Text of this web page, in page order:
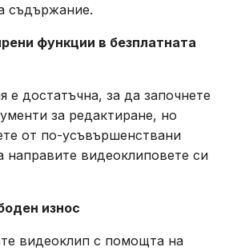
съдържание.
функции в безплатната
е достатъчна, за да започнете
за редактиране, но
от по-усъвършенствани
направите видеоклиповете си
износ
видеоклип с помощта на